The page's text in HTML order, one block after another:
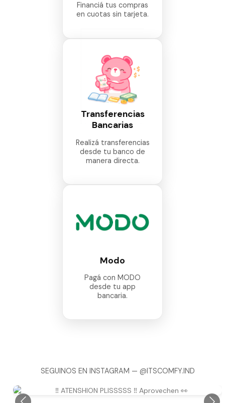
Financiá tus compras
en cuotas sin tarjeta.
Transferencias
Bancarias
Realizá transferencias
desde tu banco de
manera directa.
Modo
Pagá con MODO
desde tu app
bancaria.
SEGUINOS EN INSTAGRAM — @ITSCOMFY.IND